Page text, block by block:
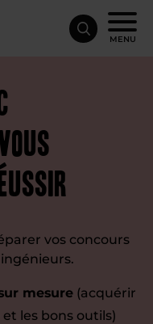
MENU
vos concours
mesure (acquérir
les bons outils)